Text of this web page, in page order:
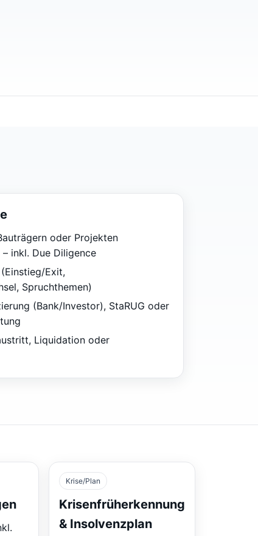
oder Projekten
inkl. Due Diligence
Exit,
Spruchthemen)
(Bank/Investor), StaRUG oder
Liquidation oder
Krise/Plan
Krisenfrüherkennung
& Insolvenzplan